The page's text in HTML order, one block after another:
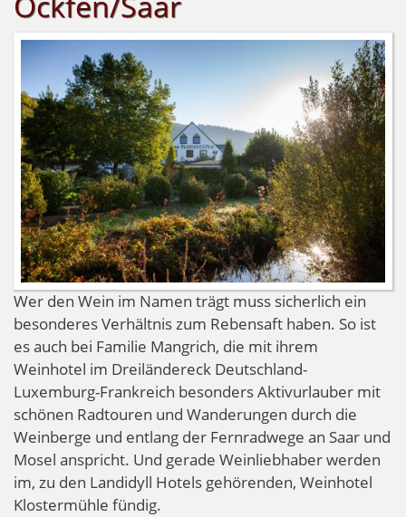
Wer den Wein im Namen trägt muss sicherlich ein
besonderes Verhältnis zum Rebensaft haben. So ist
es auch bei Familie Mangrich, die mit ihrem
Weinhotel im Dreiländereck Deutschland-
Luxemburg-Frankreich besonders Aktivurlauber mit
schönen Radtouren und Wanderungen durch die
Weinberge und entlang der Fernradwege an Saar und
Mosel anspricht. Und gerade Weinliebhaber werden
im, zu den Landidyll Hotels gehörenden, Weinhotel
Klostermühle fündig.